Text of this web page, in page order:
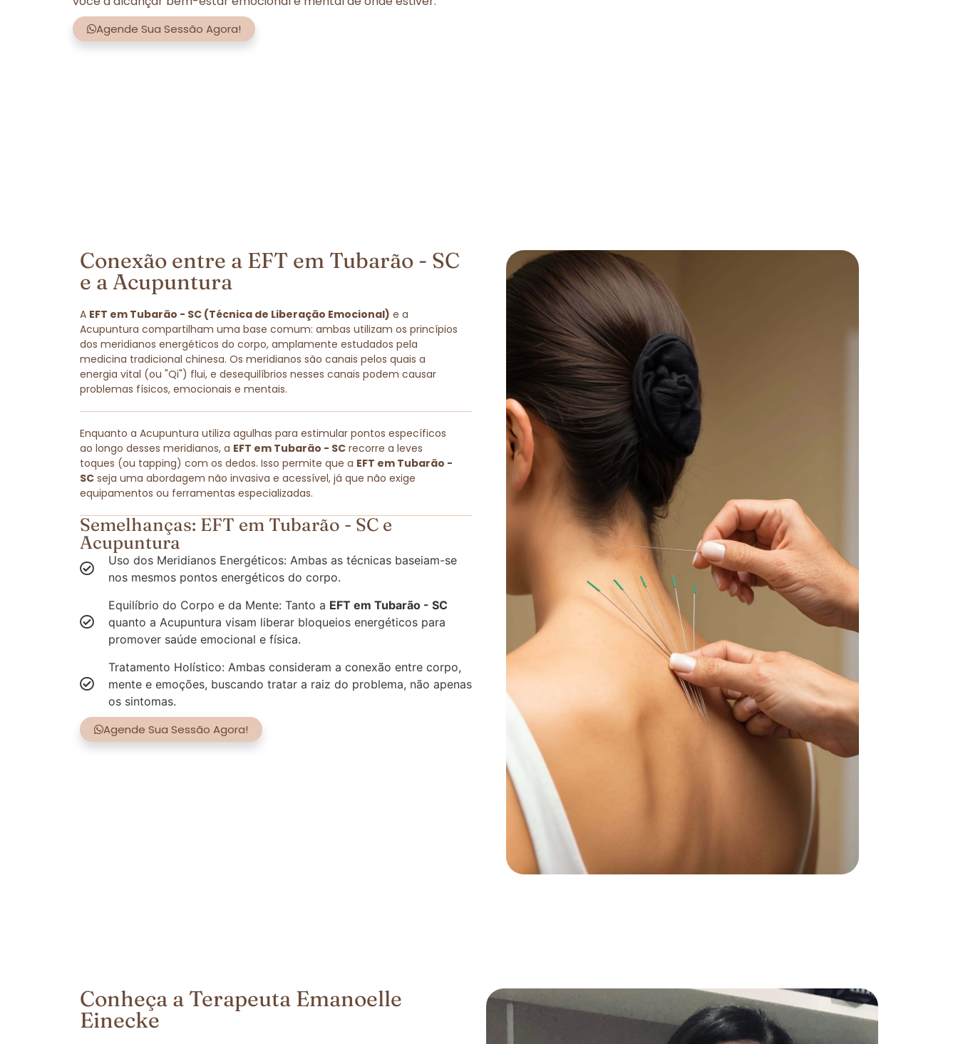
Agende Sua Sessão Agora!
Conexão entre a EFT em Tubarão - SC
e a Acupuntura
A EFT em Tubarão - SC (Técnica de Liberação Emocional) e a
Acupuntura compartilham uma base comum: ambas utilizam os princípios
dos meridianos energéticos do corpo, amplamente estudados pela
medicina tradicional chinesa. Os meridianos são canais pelos quais a
energia vital (ou "Qi") flui, e desequilíbrios nesses canais podem causar
problemas físicos, emocionais e mentais.
Enquanto a Acupuntura utiliza agulhas para estimular pontos específicos
ao longo desses meridianos, a EFT em Tubarão - SC recorre a leves
toques (ou tapping) com os dedos. Isso permite que a EFT em Tubarão -
SC seja uma abordagem não invasiva e acessível, já que não exige
equipamentos ou ferramentas especializadas.
Semelhanças: EFT em Tubarão - SC e
Acupuntura
Uso dos Meridianos Energéticos: Ambas as técnicas baseiam-se
nos mesmos pontos energéticos do corpo.
Equilíbrio do Corpo e da Mente: Tanto a EFT em Tubarão - SC
quanto a Acupuntura visam liberar bloqueios energéticos para
promover saúde emocional e física.
Tratamento Holístico: Ambas consideram a conexão entre corpo,
mente e emoções, buscando tratar a raiz do problema, não apenas
os sintomas.
Agende Sua Sessão Agora!
Conheça a Terapeuta Emanoelle
Einecke